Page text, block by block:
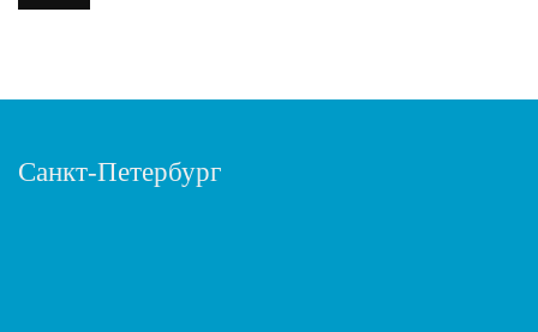
Санкт-Петербург